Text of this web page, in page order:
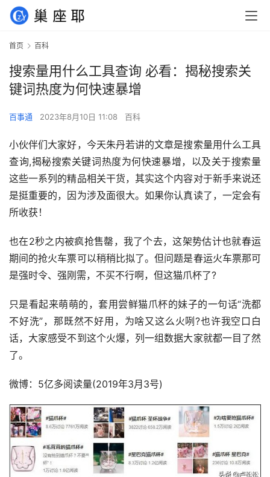
首页 百科
搜索量用什么工具查询 必看：揭秘搜索关
键词热度为何快速暴增
百事通 2023年8月10日 11:08 百科
小伙伴们大家好，今天朱丹若讲的文章是搜索量用什么工具
查询,揭秘搜索关键词热度为何快速暴增，以及关于搜索量
这些一系列的精品相关干货，其实这个内容对于新手来说还
是挺重要的，因为涉及面很大。如果你认真读了，一定会有
所收获！
也在2秒之内被疯抢售罄，我了个去，这架势估计也就春运
期间的抢火车票可以稍稍比拟了。但问题是春运火车票那可
是强时令、强刚需，不买不行啊，但这猫爪杯了?
只是看起来萌萌的，套用尝鲜猫爪杯的妹子的一句话“洗都
不好洗”，那既然不好用，为啥又这么火咧?也许我空口白
话，大家感受不到这个火爆，列一组数据大家就都一目了然
了。
微博：5亿多阅读量(2019年3月3号)